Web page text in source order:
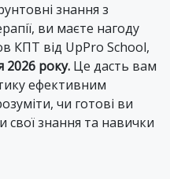
знання з
ви маєте нагоду
КПТ від UpPro School,
2026 року. Це дасть вам
ефективним
чи готові ви
свої знання та навички